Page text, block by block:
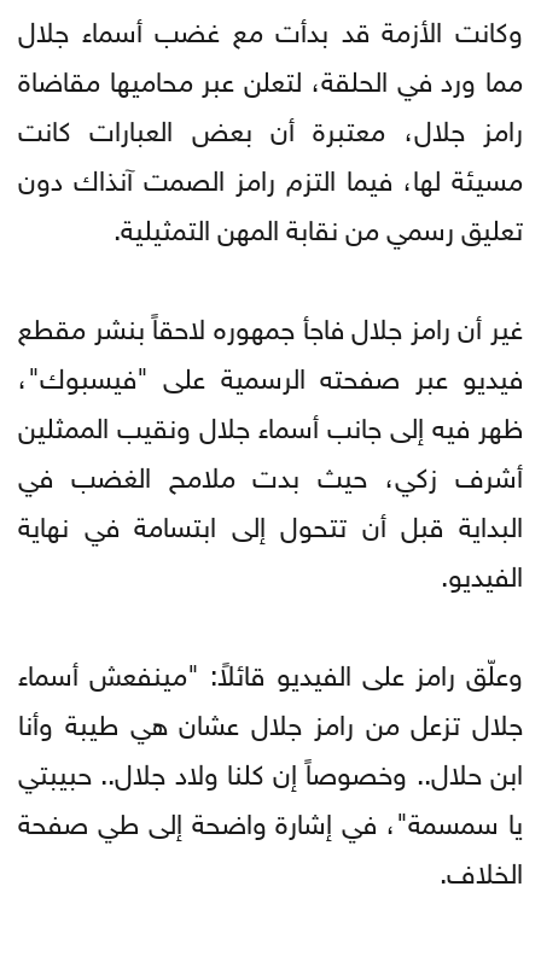
وكانت الأزمة قد بدأت مع غضب أسماء جلال
مما ورد في الحلقة، لتعلن عبر محاميها مقاضاة
رامز جلال، معتبرة أن بعض العبارات كانت
مسيئة لها، فيما التزم رامز الصمت آنذاك دون
تعليق رسمي من نقابة المهن التمثيلية.
غير أن رامز جلال فاجأ جمهوره لاحقاً بنشر مقطع
فيديو عبر صفحته الرسمية على "فيسبوك"،
ظهر فيه إلى جانب أسماء جلال ونقيب الممثلين
أشرف زكي، حيث بدت ملامح الغضب في
البداية قبل أن تتحول إلى ابتسامة في نهاية
الفيديو.
وعلّق رامز على الفيديو قائلاً: "مينفعش أسماء
جلال تزعل من رامز جلال عشان هي طيبة وأنا
ابن حلال.. وخصوصاً إن كلنا ولاد جلال.. حبيبتي
يا سمسمة"، في إشارة واضحة إلى طي صفحة
الخلاف.